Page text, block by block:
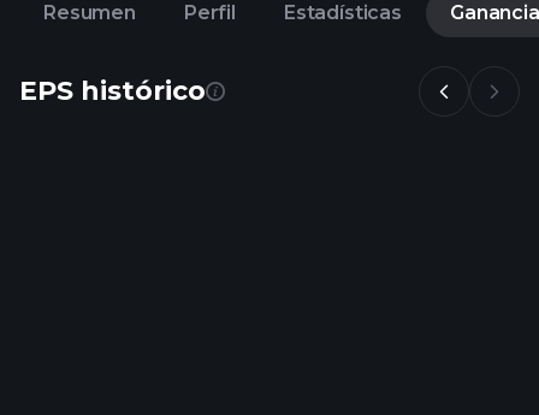
Resumen Perfil Estadísticas
EPS histórico